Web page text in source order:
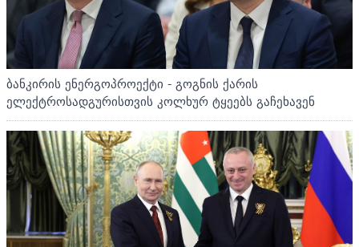
ბანკირის ენერგოპროექტი - გოგნის ქარის
ელექტროსადგურისთვის კოლხურ ტყეებს გაჩეხავენ